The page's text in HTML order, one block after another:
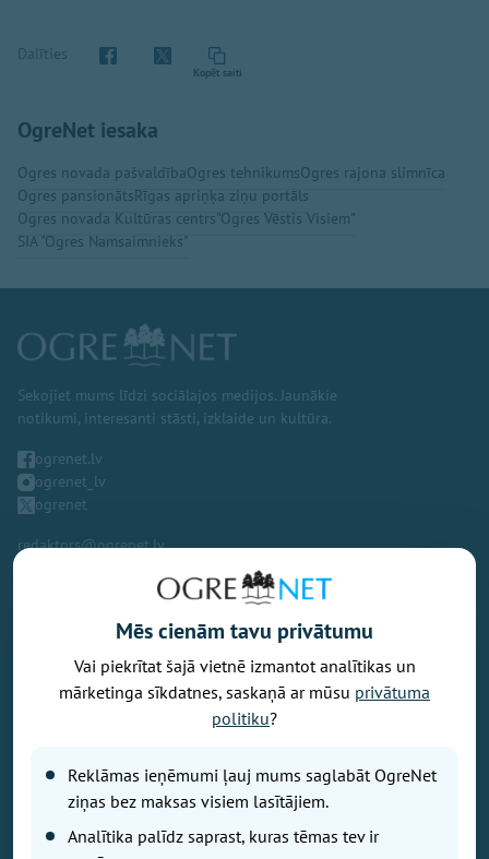
Dalīties
Kopēt saiti
OgreNet iesaka
Ogres novada pašvaldībaOgres tehnikumsOgres rajona slimnīca
Ogres pansionātsRīgas apriņķa ziņu portāls
Ogres novada Kultūras centrs"Ogres Vēstis Visiem"
SIA "Ogres Namsaimnieks"
Sekojiet mums līdzi sociālajos medijos. Jaunākie
notikumi, interesanti stāsti, izklaide un kultūra.
ogrenet.lv
ogrenet_lv
ogrenet
redaktors@ogrenet.lv
Vēlaties izteikt savu viedokli par portālu? Pamanījāt kļūdu? Ir
problēma, ko vēlaties apspriest publiski? Vēlaties iesūtīt rakstu par
Jums aktuālu tēmu? Varbūt Jums vajadzīgs padoms? Rakstiet uz
Izdevējs: SIA "Ogres Balss".
Juridiskā adrese: Lāčplēša iela 24
Mēs cienām tavu privātumu
Vai piekrītat šajā vietnē izmantot analītikas un
mārketinga sīkdatnes, saskaņā ar mūsu privātuma
politiku?
Reklāmas ieņēmumi ļauj mums saglabāt OgreNet
ziņas bez maksas visiem lasītājiem.
Analītika palīdz saprast, kuras tēmas tev ir